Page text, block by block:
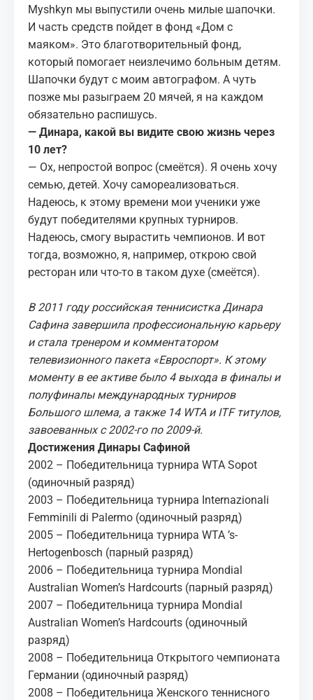
Myshkyn мы выпустили очень милые шапочки.
И часть средств пойдет в фонд «Дом с
маяком». Это благотворительный фонд,
который помогает неизлечимо больным детям.
Шапочки будут с моим автографом. А чуть
позже мы разыграем 20 мячей, я на каждом
обязательно распишусь.
— Динара, какой вы видите свою жизнь через
10 лет?
— Ох, непростой вопрос (смеётся). Я очень хочу
семью, детей. Хочу самореализоваться.
Надеюсь, к этому времени мои ученики уже
будут победителями крупных турниров.
Надеюсь, смогу вырастить чемпионов. И вот
тогда, возможно, я, например, открою свой
ресторан или что-то в таком духе (смеётся).
В 2011 году российская теннисистка Динара
Сафина завершила профессиональную карьеру
и стала тренером и комментатором
телевизионного пакета «Евроспорт». К этому
моменту в ее активе было 4 выхода в финалы и
полуфиналы международных турниров
Большого шлема, а также 14 WTA и ITF титулов,
завоеванных с 2002-го по 2009-й.
Достижения Динары Сафиной
2002 – Победительница турнира WTA Sopot
(одиночный разряд)
2003 – Победительница турнира Internazionali
Femminili di Palermo (одиночный разряд)
2005 – Победительница турнира WTA ’s-
Hertogenbosch (парный разряд)
2006 – Победительница турнира Mondial
Australian Women’s Hardcourts (парный разряд)
2007 – Победительница турнира Mondial
Australian Women’s Hardcourts (одиночный
разряд)
2008 – Победительница Открытого чемпионата
Германии (одиночный разряд)
2008 – Победительница Женского теннисного